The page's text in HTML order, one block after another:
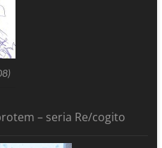
– seria Re/cogito